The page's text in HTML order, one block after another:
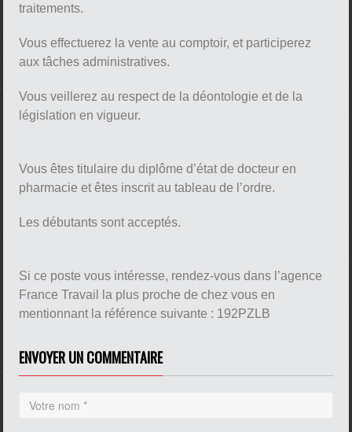
traitements.
Vous effectuerez la vente au comptoir, et participerez
aux tâches administratives.
Vous veillerez au respect de la déontologie et de la
législation en vigueur.
Vous êtes titulaire du diplôme d’état de docteur en
pharmacie et êtes inscrit au tableau de l’ordre.
Les débutants sont acceptés.
Si ce poste vous intéresse, rendez-vous dans l’agence
France Travail la plus proche de chez vous en
mentionnant la référence suivante : 192PZLB
ENVOYER UN COMMENTAIRE